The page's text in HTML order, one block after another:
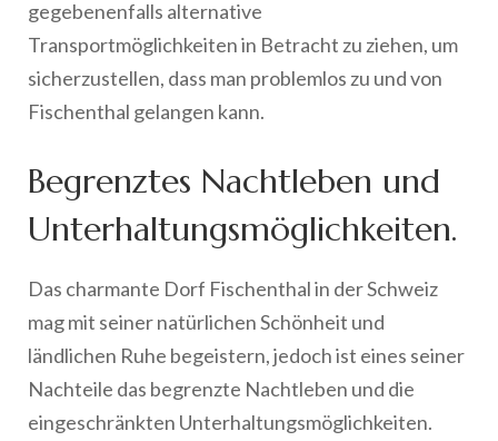
gegebenenfalls alternative
Transportmöglichkeiten in Betracht zu ziehen, um
sicherzustellen, dass man problemlos zu und von
Fischenthal gelangen kann.
Begrenztes Nachtleben und
Unterhaltungsmöglichkeiten.
Das charmante Dorf Fischenthal in der Schweiz
mag mit seiner natürlichen Schönheit und
ländlichen Ruhe begeistern, jedoch ist eines seiner
Nachteile das begrenzte Nachtleben und die
eingeschränkten Unterhaltungsmöglichkeiten.